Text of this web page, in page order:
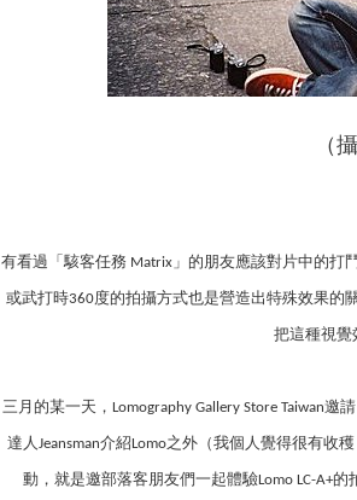
（
有看過「駭客任務 Matrix 」的朋友應該對片中的打
或武打時360度的拍攝方式也是營造出特殊效果的
把這種視覺
三月的某一天， Lomography Gallery Store Taiwan邀
達人Jeansman介紹Lomo之外（我個人覺得很有收
動，就是邀部落客朋友們一起體驗Lomo LC-A+的